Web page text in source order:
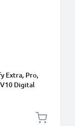
Extra, Pro,
Digital